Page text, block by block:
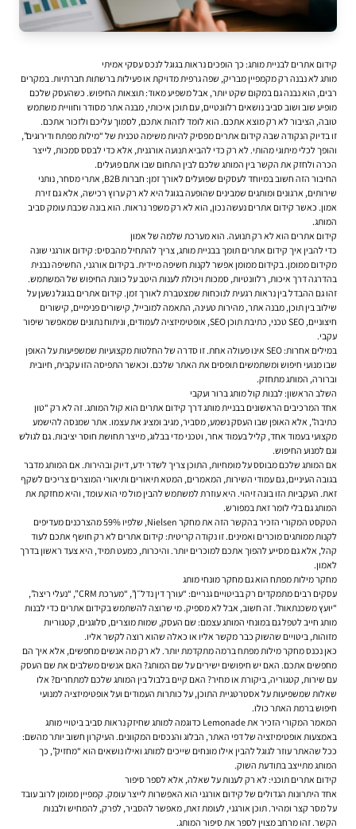
קידום אתרים לבניית מותג: כך הופכים נראות בגוגל לנכס עסקי אמיתי
מותג לא נבנה רק מקמפיין מבריק, שפה גרפית מדויקת או פעילות ברשתות חברתיות. במקרים
רבים, הוא נבנה גם במקום שקט יותר, אבל משפיע מאוד: תוצאות החיפוש. כשהעסק שלכם
מופיע שוב ושוב סביב נושאים רלוונטיים, עם תוכן איכותי, מבנה אתר מסודר וחוויית משתמש
טובה, הציבור לא רק מוצא אתכם. הוא לומד לזהות אתכם, לסמוך עליכם ולזכור אתכם.
זו בדיוק הנקודה שבה קידום אתרים מפסיק להיות משימה טכנית של “מילות מפתח ודירוגים”,
והופך לכלי מיתוגי מהותי. לא רק כדי להביא תנועה אורגנית, אלא כדי לבסס סמכות, לייצר
הכרה ולחזק את הקשר בין המותג שלכם לבין התחום שבו אתם פועלים.
החיבור הזה חשוב במיוחד לעסקים שפועלים לאורך זמן: חברות B2B, אתרי מסחר, נותני
שירותים, ארגונים ומותגים שמבינים שהופעה בגוגל היא לא רק ערוץ רכישה, אלא גם זירת
אמון. כאשר קידום אתריםנעשה נכון, הוא לא רק משפר נראות. הוא בונה שכבת עומק סביב
המותג.
קידום אתרים הוא לא רק תנועה. הוא מערכת שלמה של אמון
כדי להבין איך קידום אתרים תומך בבניית מותג, צריך להתחיל מהבסיס: קידום אורגני שונה
מקידום ממומן. בקידום ממומן אפשר לקנות חשיפה מיידית. בקידום אורגני, החשיפה נבנית
בהדרגה דרך איכות, רלוונטיות, סמכות ויכולת לענות היטב על כוונת החיפוש של המשתמש.
זהו גם ההבדל בין נראות רגעית לנוכחות שמצטברת לאורך זמן. קידום אתרים בגוגל נשען על
שילוב בין תוכן, מבנה אתר, מהירות טעינה, התאמה למובייל, קישורים פנימיים, קישורים
חיצוניים, SEO טכני, כתיבת תוכן SEO, אופטימיזציה לעמודים, וניתוח נתונים שמאפשר שיפור
עקבי.
במילים אחרות: SEO אינו פעולה אחת. זו סדרה של החלטות מקצועיות שמשפיעות על האופן
שבו מנועי חיפוש ומשתמשים תופסים את האתר שלכם. וכאשר התפיסה הזו עקבית, חיובית
וברורה, המותג מתחזק.
השלב הראשון: לבנות קול מותג ברור ועקבי
אחד המרכיבים הראשונים בבניית מותג דרך קידום אתרים הוא קול המותג. זה לא רק “טון
כתיבה”, אלא האופן שבו העסק נשמע, מסביר, מגיב ומציג את עצמו. אתר שמנסה להישמע
מקצועי בעמוד אחד, קליל בעמוד אחר, וטכני מדי בבלוג, מייצר תחושת חוסר יציבות. גם לגולש
וגם למנוע החיפוש.
אם המותג שלכם מבוסס על מומחיות, התוכן צריך לשדר ידע, דיוק ובהירות. אם המותג מדבר
בגובה העיניים, גם עמודי השירות, המאמרים, המטא תיאורים ותיאורי המוצרים צריכים לשקף
זאת. העקביות הזו בונה זיהוי. היא עוזרת למשתמש להבין מול מי הוא עומד, והיא מחזקת את
המותג גם בלי לומר זאת במפורש.
הטקסט המקורי הזכיר בהקשר הזה את מחקר Nielsen, שלפיו 59% מהצרכנים מעדיפים
לקנות ממותגים מוכרים ואמינים. זו נקודה קריטית: קידום אתרים לא רק חושף אתכם לעוד
קהל, אלא גם מסייע להפוך אתכם למוכרים יותר. והיכרות, כמעט תמיד, היא צעד ראשון בדרך
לאמון.
מחקר מילות מפתח הוא גם מחקר מונחי מותג
עסקים רבים מתמקדים רק בביטויים גנריים: “עורך דין נדל״ן”, “מערכת CRM”, “נעלי ריצה”,
“יועץ משכנתאות”. זה חשוב, אבל לא מספיק. מי שרוצה להשתמש בקידום אתרים כדי לבנות
מותג חייב לטפל גם במונחי המותג עצמם: שם העסק, שמות מוצרים, סלוגנים, קטגוריות
מזוהות, ביטויים שהשוק כבר מקשר אליו או כאלה שהוא רוצה לקשר אליו.
כאן נכנס מחקר מילות מפתח ברמה מתקדמת יותר. לא רק מה אנשים מחפשים, אלא איך הם
מחפשים אתכם. האם יש חיפושים ישירים על שם המותג? האם אנשים משלבים את שם העסק
עם שירות, קטגוריה, ביקורת או מחיר? האם קיים בלבול בין המותג שלכם למתחרים? אלו
שאלות שמשפיעות על אסטרטגיית התוכן, על כותרות העמודים ועל אופטימיזציה למנועי
חיפוש ברמת האתר כולו.
המאמר המקורי הזכיר את Lemonade כדוגמה למותג שחיזק נראות סביב ביטויי מותג
באמצעות אופטימיזציה של דפי האתר, הבלוג והנכסים המקוונים. העיקרון חשוב יותר מהשם:
ככל שהאתר עוזר לגוגל להבין אילו מונחים שייכים למותג ואילו נושאים הוא “מחזיק”, כך
המותג מתייצב בתודעת השוק.
קידום אתרים תוכני: לא רק לענות על שאלה, אלא לספר סיפור
אחד היתרונות הגדולים של קידום אורגני הוא האפשרות לייצר עומק. קמפיין ממומן לרוב עובד
על מסר קצר ומהיר. תוכן אורגני, לעומת זאת, מאפשר להסביר, לפרק, להמחיש ולבנות
הקשר. זהו מרחב מצוין לספר את סיפור המותג.